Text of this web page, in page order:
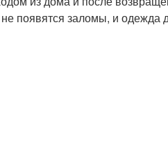
появятся заломы, и одежда